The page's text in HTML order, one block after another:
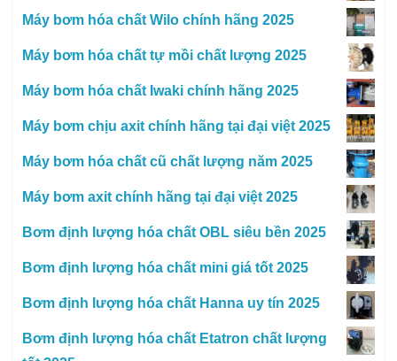
Máy bơm hóa chất Wilo chính hãng 2025
Máy bơm hóa chất tự mồi chất lượng 2025
Máy bơm hóa chất Iwaki chính hãng 2025
Máy bơm chịu axit chính hãng tại đại việt 2025
Máy bơm hóa chất cũ chất lượng năm 2025
Máy bơm axit chính hãng tại đại việt 2025
Bơm định lượng hóa chất OBL siêu bền 2025
Bơm định lượng hóa chất mini giá tốt 2025
Bơm định lượng hóa chất Hanna uy tín 2025
Bơm định lượng hóa chất Etatron chất lượng